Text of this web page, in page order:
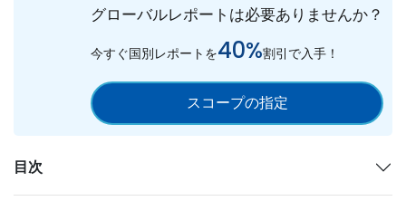
グローバルレポートは必要ありませんか？
今すぐ国別レポートを40%割引で入手！
スコープの指定
目次